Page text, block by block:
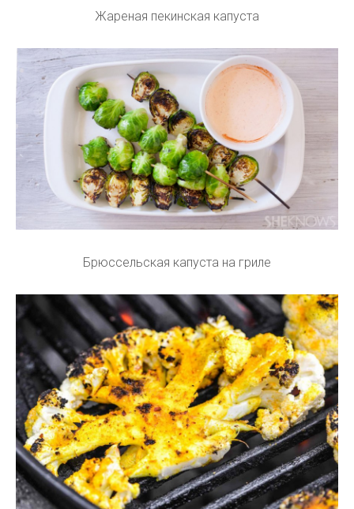
Жареная пекинская капуста
Брюссельская капуста на гриле